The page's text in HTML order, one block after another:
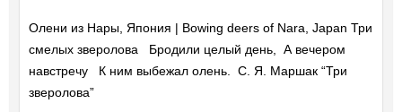
Олени из Нары, Япония | Bowing deers of Nara, Japan Три
смелых зверолова Бродили целый день, А вечером
навстречу К ним выбежал олень. С. Я. Маршак “Три
зверолова”